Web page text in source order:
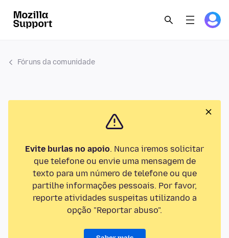
Fóruns da comunidade
Evite burlas no apoio. Nunca iremos solicitar
que telefone ou envie uma mensagem de
texto para um número de telefone ou que
partilhe informações pessoais. Por favor,
reporte atividades suspeitas utilizando a
opção "Reportar abuso".